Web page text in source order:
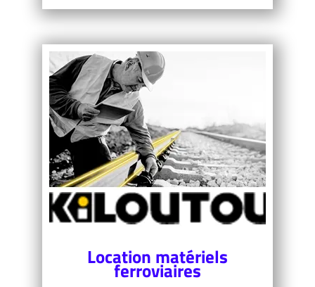
Location matériels
ferroviaires